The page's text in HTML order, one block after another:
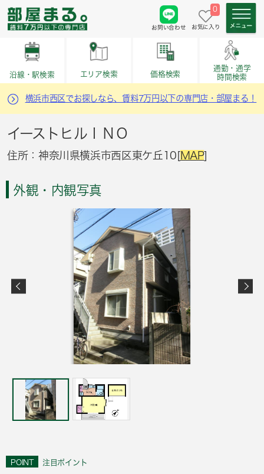
お問い合わせ
0
お気に入り
沿線・駅検索 エリア検索 価格検索
通勤・通学
時間検索
横浜市西区でお探しなら、賃料7万円以下の専門店・部屋まる！
イーストヒルＩＮＯ
住所：神奈川県横浜市西区東ケ丘10[MAP]
外観・内観写真
POINT 注目ポイント